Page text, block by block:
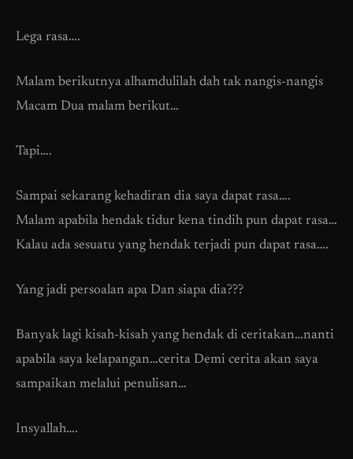
Lega rasa….
Malam berikutnya alhamdulilah dah tak nangis-nangis
Macam Dua malam berikut…
Tapi….
Sampai sekarang kehadiran dia saya dapat rasa….
Malam apabila hendak tidur kena tindih pun dapat rasa…
Kalau ada sesuatu yang hendak terjadi pun dapat rasa….
Yang jadi persoalan apa Dan siapa dia???
Banyak lagi kisah-kisah yang hendak di ceritakan…nanti
apabila saya kelapangan…cerita Demi cerita akan saya
sampaikan melalui penulisan…
Insyallah….